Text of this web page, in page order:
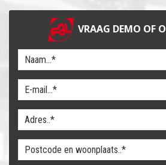
Service
Machine aanbod
Nieuws
Contact
VRAAG DEMO OF